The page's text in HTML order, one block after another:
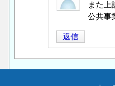
査
つ
い
名
者
また上
公共事
返信